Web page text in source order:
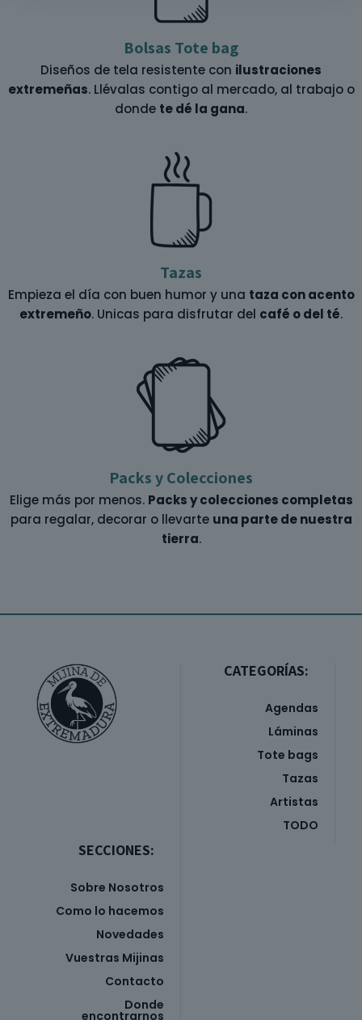
Bolsas Tote bag
Diseños de tela resistente con ilustraciones
extremeñas. Llévalas contigo al mercado, al trabajo o
donde te dé la gana.
Tazas
Empieza el día con buen humor y una taza con acento
extremeño. Unicas para disfrutar del café o del té.
Packs y Colecciones
Elige más por menos. Packs y colecciones completas
para regalar, decorar o llevarte una parte de nuestra
tierra.
CATEGORÍAS:
Agendas
Láminas
Tote bags
Tazas
Artistas
TODO
SECCIONES:
Sobre Nosotros
Como lo hacemos
Novedades
Vuestras Mijinas
Contacto
Donde
encontrarnos